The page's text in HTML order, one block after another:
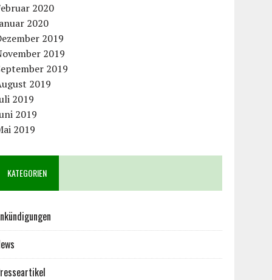
2020
2020
2019
2019
2019
2019
2019
2019
2019
KATEGORIEN